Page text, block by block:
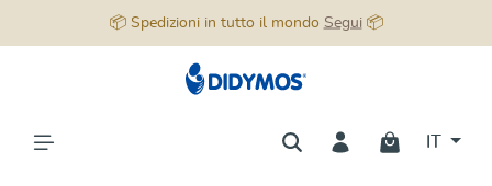
📦 Spedizioni in tutto il mondo Segui📦